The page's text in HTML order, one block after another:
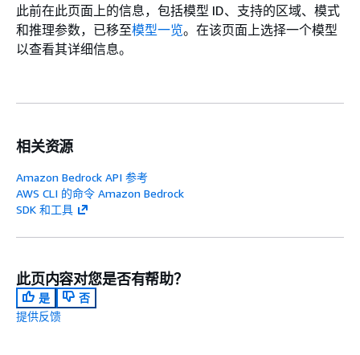
此前在此页面上的信息，包括模型 ID、支持的区域、模式
和推理参数，已移至模型一览。在该页面上选择一个模型
以查看其详细信息。
相关资源
Amazon Bedrock API 参考
AWS CLI 的命令 Amazon Bedrock
SDK 和工具
此页内容对您是否有帮助？
是
否
提供反馈